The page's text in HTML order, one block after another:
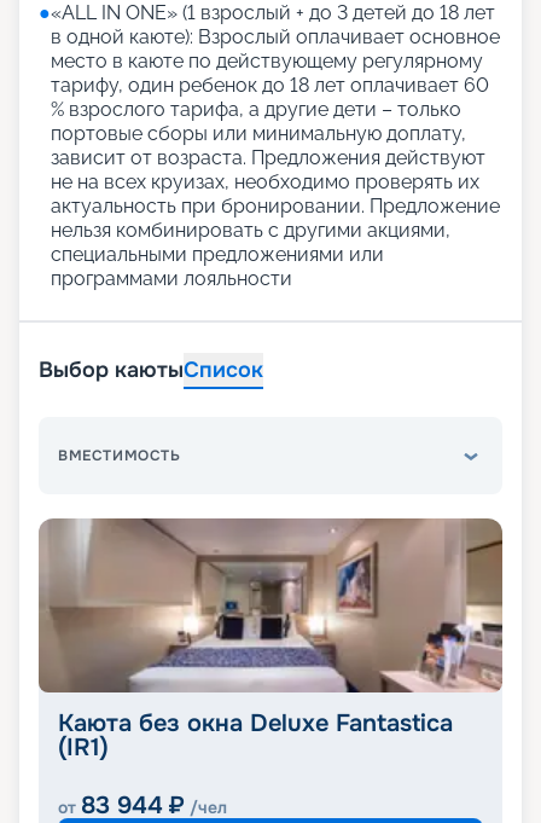
●«АLL IN ONE» (1 взрослый + до 3 детей до 18 лет
в одной каюте): Взрослый оплачивает основное
место в каюте по действующему регулярному
тарифу, один ребенок до 18 лет оплачивает 60
% взрослого тарифа, а другие дети – только
портовые сборы или минимальную доплату,
зависит от возраста. Предложения действуют
не на всех круизах, необходимо проверять их
актуальность при бронировании. Предложение
нельзя комбинировать с другими акциями,
специальными предложениями или
программами лояльности
Выбор каютыСписок
ВМЕСТИМОСТЬ
Каюта без окна Deluxe Fantastica
(IR1)
от 83 944 ₽ /чел